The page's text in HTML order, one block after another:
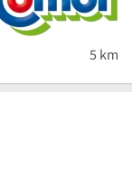
5 km